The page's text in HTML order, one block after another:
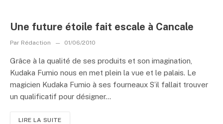
Une future étoile fait escale à Cancale
Par Rédaction 01/06/2010
Grâce à la qualité de ses produits et son imagination,
Kudaka Fumio nous en met plein la vue et le palais. Le
magicien Kudaka Fumio à ses fourneaux S’il fallait trouver
un qualificatif pour désigner...
LIRE LA SUITE